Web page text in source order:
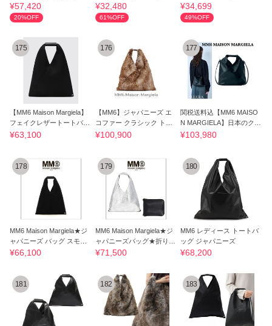
トート
¥57,420
20%OFF
ートバッグ 緑
¥32,480
61%OFF
0039 P7260人気
¥34,699
49%OFF
175
【MM6 Maison Margiela】
フェイクレザートートバッ
グ
¥63,100
176
【MM6】ジャパニーズ エ
コファー クラシック トー
トバッグ
¥100,900
177
関税送料込【MM6 MAISO
N MARGIELA】日本のクロ
スボディバッグ
¥103,980
178
MM6 Maison Margiela★ジ
ャパニーズ バッグ スモー
ル★メッシュ
¥66,100
179
MM6 Maison Margiela★ジ
ャパニーズバッグ★折りた
たみ
¥71,500
180
MM6 レディース トートバ
ッグ ジャパニーズ
¥68,200
181 182 183